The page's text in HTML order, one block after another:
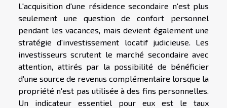
L'acquisition d'une résidence secondaire n'est plus
seulement une question de confort personnel
pendant les vacances, mais devient également une
stratégie d'investissement locatif judicieuse. Les
investisseurs scrutent le marché secondaire avec
attention, attirés par la possibilité de bénéficier
d'une source de revenus complémentaire lorsque la
propriété n'est pas utilisée à des fins personnelles.
Un indicateur essentiel pour eux est le taux